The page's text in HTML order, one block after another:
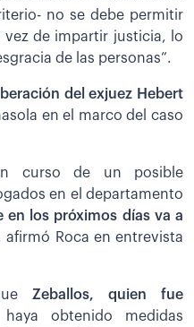
no se debe permitir
vez de impartir justicia, lo
de las personas”.
del exjuez Hebert
en el marco del caso
curso de un posible
en el departamento
en los próximos días va a
afirmó Roca en entrevista
Zeballos, quien fue
obtenido medidas